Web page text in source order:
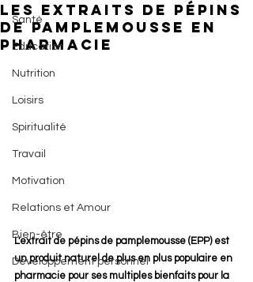
Santé
Education
Nutrition
Loisirs
Spiritualité
Travail
Motivation
Relations et Amour
Bien-être
Développement personnel
Les extraits de pépins
de pamplemousse en
pharmacie
L'extrait de pépins de pamplemousse (EPP) est
un produit naturel de plus en plus populaire en
pharmacie pour ses multiples bienfaits pour la